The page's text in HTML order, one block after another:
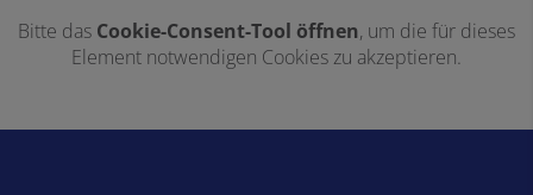
Bitte das Cookie-Consent-Tool öffnen, um die für dieses
Element notwendigen Cookies zu akzeptieren.